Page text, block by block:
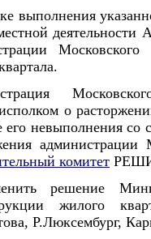
выполнения
о
его невыполнения
администрации
комитет
решение
жилого
Р.Люксембург,